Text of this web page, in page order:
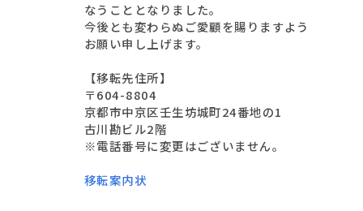
なうこととなりました。
今後とも変わらぬご愛顧を賜りますよう
お願い申し上げます。
【移転先住所】
〒604-8804
京都市中京区壬生坊城町24番地の1
古川勘ビル2階
※電話番号に変更はございません。
移転案内状